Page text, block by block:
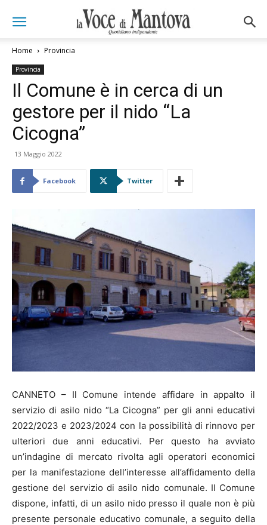
Home Provincia
Provincia
Il Comune è in cerca di un
gestore per il nido “La
Cicogna”
13 Maggio 2022
Facebook Twitter
CANNETO – Il Comune intende affidare in appalto il
servizio di asilo nido “La Cicogna” per gli anni educativi
2022/2023 e 2023/2024 con la possibilità di rinnovo per
ulteriori due anni educativi. Per questo ha avviato
un’indagine di mercato rivolta agli operatori economici
per la manifestazione dell’interesse all’affidamento della
gestione del servizio di asilo nido comunale. Il Comune
dispone, infatti, di un asilo nido presso il quale non è più
presente personale educativo comunale, a seguito della